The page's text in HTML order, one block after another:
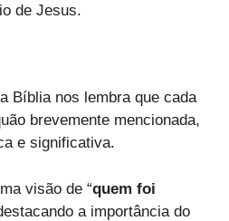
de Jesus.
Bíblia nos lembra que cada
brevemente mencionada,
e significativa.
visão de “quem foi
a importância do